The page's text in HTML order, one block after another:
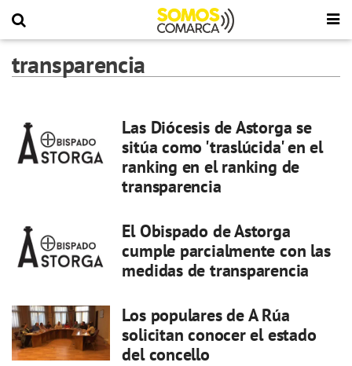
transparencia
Las Diócesis de Astorga se
sitúa como 'traslúcida' en el
ranking en el ranking de
transparencia
El Obispado de Astorga
cumple parcialmente con las
medidas de transparencia
Los populares de A Rúa
solicitan conocer el estado
del concello